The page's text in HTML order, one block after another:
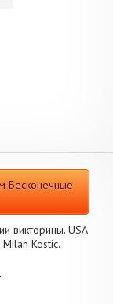
Бесконечные
викторины. USA
Kostic.